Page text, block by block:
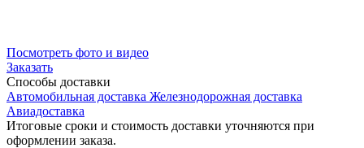
Посмотреть фото и видео
Заказать
Способы доставки
Автомобильная доставка Железнодорожная доставка
Авиадоставка
Итоговые сроки и стоимость доставки уточняются при
оформлении заказа.